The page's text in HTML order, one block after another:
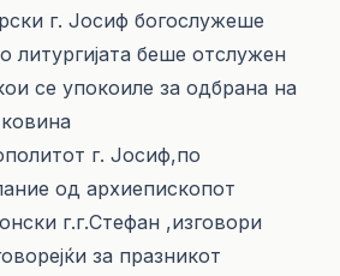
г. Јосиф богослужеше
литургијата беше отслужен
се упокоиле за одбрана на
г. Јосиф,по
од архиепископот
г.г.Стефан ,изговори
за празникот